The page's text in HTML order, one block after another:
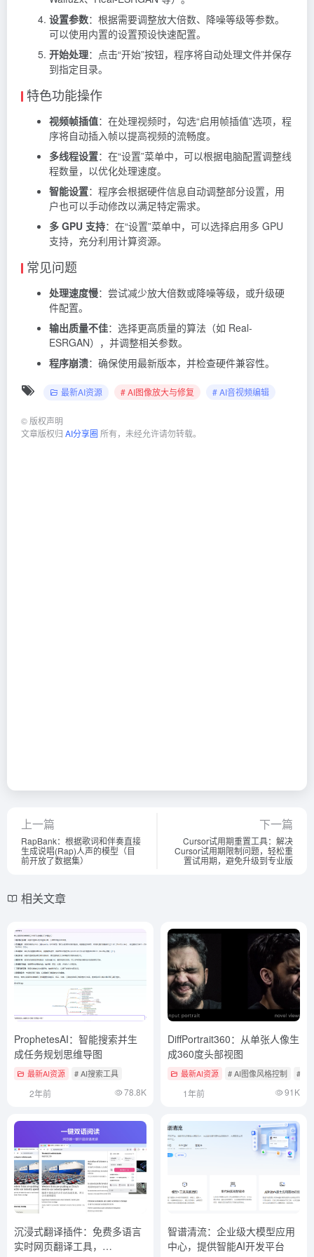
设置参数：根据需要调整放大倍数、降噪等级等参数。
可以使用内置的设置预设快速配置。
开始处理：点击“开始”按钮，程序将自动处理文件并保存
到指定目录。
特色功能操作
视频帧插值：在处理视频时，勾选“启用帧插值”选项，程
序将自动插入帧以提高视频的流畅度。
多线程设置：在“设置”菜单中，可以根据电脑配置调整线
程数量，以优化处理速度。
智能设置：程序会根据硬件信息自动调整部分设置，用
户也可以手动修改以满足特定需求。
多 GPU 支持：在“设置”菜单中，可以选择启用多 GPU
支持，充分利用计算资源。
常见问题
处理速度慢：尝试减少放大倍数或降噪等级，或升级硬
件配置。
输出质量不佳：选择更高质量的算法（如 Real-
ESRGAN），并调整相关参数。
程序崩溃：确保使用最新版本，并检查硬件兼容性。
最新AI资源 # AI图像放大与修复 # AI音视频编辑
© 版权声明
文章版权归 AI分享圈 所有，未经允许请勿转载。
上一篇
RapBank：根据歌词和伴奏直接
生成说唱(Rap)人声的模型（目
前开放了数据集）
下一篇
Cursor试用期重置工具：解决
Cursor试用期限制问题，轻松重
置试用期，避免升级到专业版
相关文章
ProphetesAI：智能搜索并生
成任务规划思维导图
最新AI资源 # AI搜索工具
2年前 78.8K
DiffPortrait360：从单张人像生
成360度头部视图
最新AI资源 # AI图像风格控制 # AI
1年前 91K
沉浸式翻译插件：免费多语言
实时网页翻译工具，
智谱清流：企业级大模型应用
中心，提供智能AI开发平台